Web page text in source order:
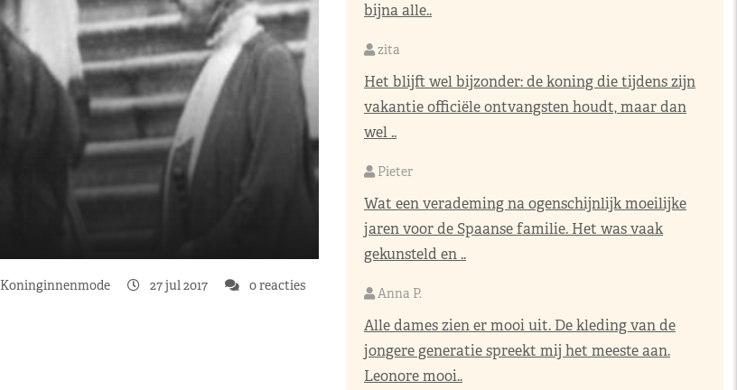
Koninginnenmode 27 jul 2017 0 reacties
bijna alle..
zita
Het blijft wel bijzonder: de koning die tijdens zijn
vakantie officiële ontvangsten houdt, maar dan
wel ..
Pieter
Wat een verademing na ogenschijnlijk moeilijke
jaren voor de Spaanse familie. Het was vaak
gekunsteld en ..
Anna P.
Alle dames zien er mooi uit. De kleding van de
jongere generatie spreekt mij het meeste aan.
Leonore mooi..